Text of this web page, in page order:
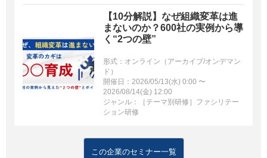
【10分解説】なぜ組織変革は進
まないのか？600社の実例から導
く“2つの壁”
形式：オンライン（アーカイブ/オンデマン
ド）
開催日：2026/05/13(水) 0:00 〜
2026/08/14(金) 12:00
ジャンル：［テーマ別研修］ファシリテー
ション研修
この企業のセミナー一覧